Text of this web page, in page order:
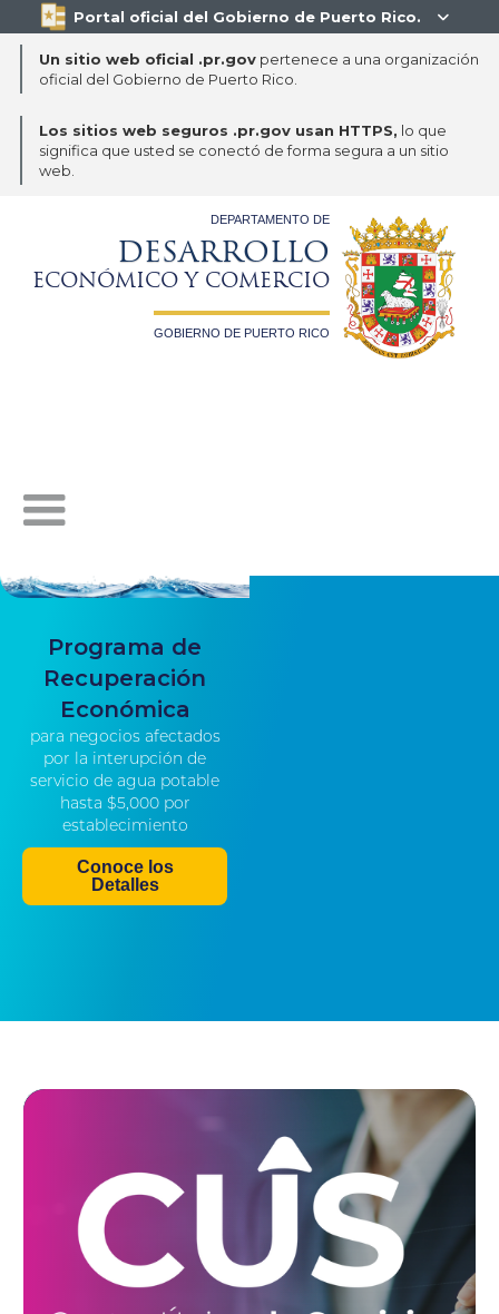
Portal oficial del Gobierno de Puerto Rico. 
Un sitio web oficial .pr.govpertenece a una organización
oficial del Gobierno de Puerto Rico.
Los sitios web seguros .pr.gov usan HTTPS, lo que
significa que usted se conectó de forma segura a un sitio
web.
DEPARTAMENTO DE
DESARROLLO
ECONÓMICO Y COMERCIO
GOBIERNO DE PUERTO RICO
Programa de
Recuperación
Económica
para negocios afectados
por la interupción de
servicio de agua potable
hasta $5,000 por
establecimiento
Conoce los
Detalles